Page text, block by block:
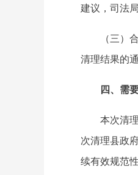
建议，司法
（三
清理结果的
四、需
本次清
次清理县政
续有效规范